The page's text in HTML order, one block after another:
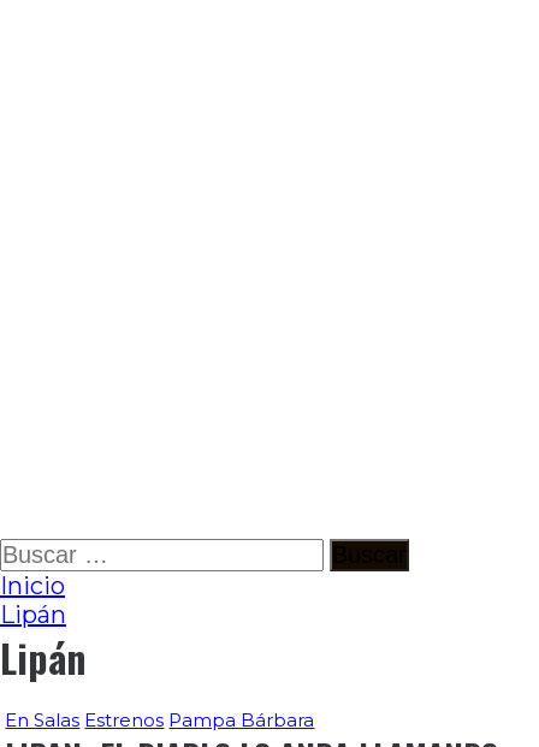
Ir
al
contenido
Buscar:
Inicio
Lipán
Lipán
En Salas Estrenos Pampa Bárbara